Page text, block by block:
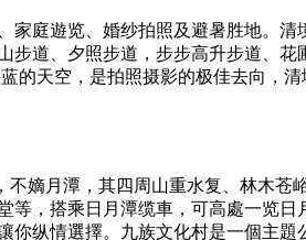
庭遊览、婚纱拍照及避暑胜地。
道、夕照步道，步步高升步道、
的天空，是拍照摄影的极佳去向，
嫡月潭，其四周山重水复、林木苍
，搭乘日月潭缆車，可高處一览
纵情選擇。九族文化村是一個主